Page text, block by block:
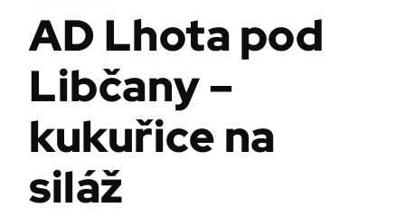
AD Lhota pod
Libčany –
kukuřice na
siláž